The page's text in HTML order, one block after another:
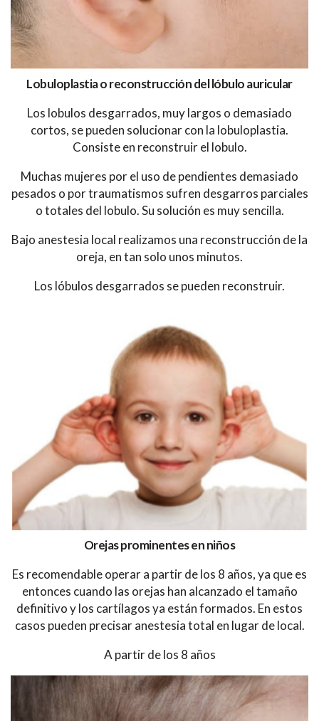
Lobuloplastia o reconstrucción del lóbulo auricular
Los lobulos desgarrados, muy largos o demasiado
cortos, se pueden solucionar con la lobuloplastia.
Consiste en reconstruir el lobulo.
Muchas mujeres por el uso de pendientes demasiado
pesados o por traumatismos sufren desgarros parciales
o totales del lobulo. Su solución es muy sencilla.
Bajo anestesia local realizamos una reconstrucción de la
oreja, en tan solo unos minutos.
Los lóbulos desgarrados se pueden reconstruir.
Orejas prominentes en niños
Es recomendable operar a partir de los 8 años, ya que es
entonces cuando las orejas han alcanzado el tamaño
definitivo y los cartílagos ya están formados. En estos
casos pueden precisar anestesia total en lugar de local.
A partir de los 8 años